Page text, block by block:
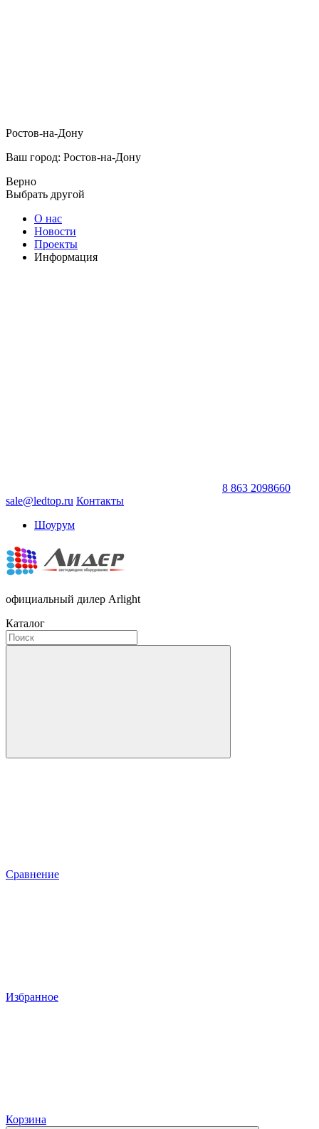
Ростов-на-Дону
Ваш город: Ростов-на-Дону
Верно
Выбрать другой
О нас
Новости
Проекты
Информация
8 863 2098660
sale@ledtop.ru Контакты
Шоурум
официальный дилер Arlight
Каталог
Сравнение
Избранное
Корзина